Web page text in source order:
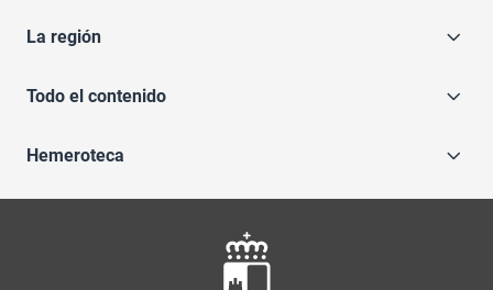
La región
Todo el contenido
Hemeroteca